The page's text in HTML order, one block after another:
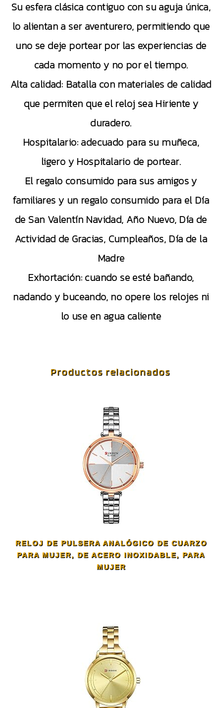
Su esfera clásica contiguo con su aguja única,
lo alientan a ser aventurero, permitiendo que
uno se deje portear por las experiencias de
cada momento y no por el tiempo.
Alta calidad: Batalla con materiales de calidad
que permiten que el reloj sea Hiriente y
duradero.
Hospitalario: adecuado para su muñeca,
ligero y Hospitalario de portear.
El regalo consumido para sus amigos y
familiares y un regalo consumido para el Día
de San Valentín Navidad, Año Nuevo, Día de
Actividad de Gracias, Cumpleaños, Día de la
Madre
Exhortación: cuando se esté bañando,
nadando y buceando, no opere los relojes ni
lo use en agua caliente
Productos relacionados
RELOJ DE PULSERA ANALÓGICO DE CUARZO
PARA MUJER, DE ACERO INOXIDABLE, PARA
MUJER